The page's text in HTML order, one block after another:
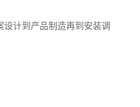
计到产品制造再到安装调